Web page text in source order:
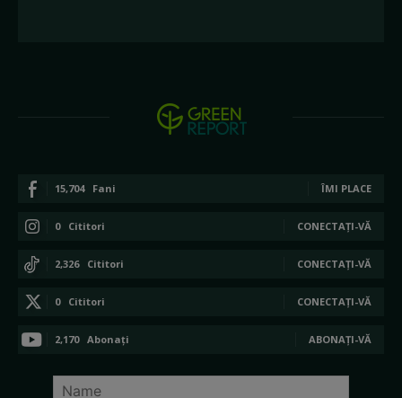
15,704 Fani ÎMI PLACE
0 Cititori CONECTAȚI-VĂ
2,326 Cititori CONECTAȚI-VĂ
0 Cititori CONECTAȚI-VĂ
2,170 Abonați ABONAȚI-VĂ